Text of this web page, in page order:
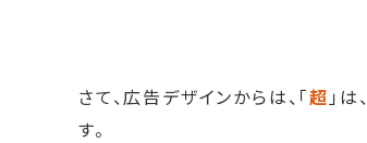
さて、広告デザインからは、「超 」は
す。